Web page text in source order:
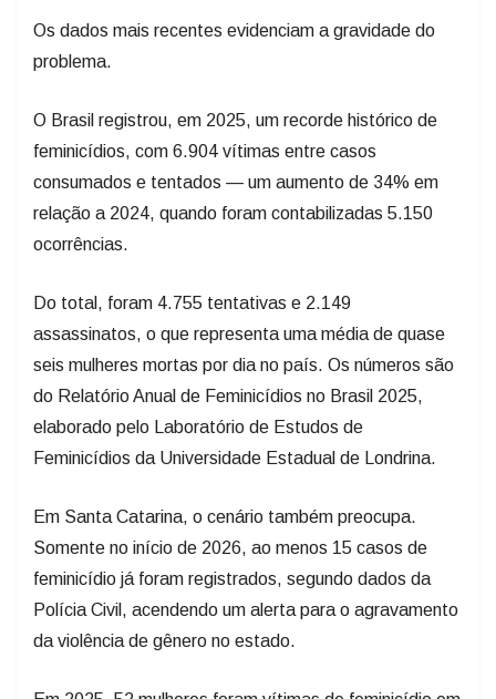
Os dados mais recentes evidenciam a gravidade do
problema.
O Brasil registrou, em 2025, um recorde histórico de
feminicídios, com 6.904 vítimas entre casos
consumados e tentados — um aumento de 34% em
relação a 2024, quando foram contabilizadas 5.150
ocorrências.
Do total, foram 4.755 tentativas e 2.149
assassinatos, o que representa uma média de quase
seis mulheres mortas por dia no país. Os números são
do Relatório Anual de Feminicídios no Brasil 2025,
elaborado pelo Laboratório de Estudos de
Feminicídios da Universidade Estadual de Londrina.
Em Santa Catarina, o cenário também preocupa.
Somente no início de 2026, ao menos 15 casos de
feminicídio já foram registrados, segundo dados da
Polícia Civil, acendendo um alerta para o agravamento
da violência de gênero no estado.